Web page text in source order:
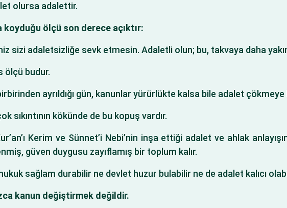
olursa adalettir.
koyduğu ölçü son derece açıktır:
sizi adaletsizliğe sevk etmesin. Adaletli olun; bu, takvaya daha
ölçü budur.
ayrıldığı gün, kanunlar yürürlükte kalsa bile adalet çökmeye
sıkıntının kökünde de bu kopuş vardır.
Kerim ve Sünnet’i Nebi’nin inşa ettiği adalet ve ahlak
güven duygusu zayıflamış bir toplum kalır.
sağlam durabilir ne devlet huzur bulabilir ne de adalet kalıcı
kanun değiştirmek değildir.